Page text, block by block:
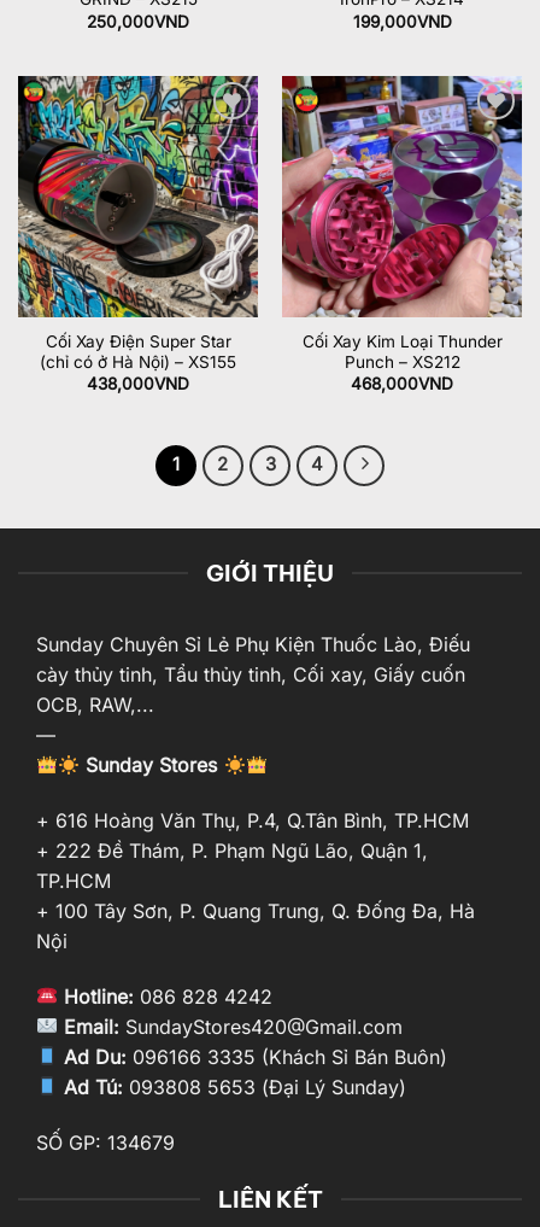
250,000VND
199,000VND
Add to
wishlist
Cối Xay Điện Super Star
(chỉ có ở Hà Nội) – XS155
438,000VND
Add to
wishlist
Cối Xay Kim Loại Thunder
Punch – XS212
468,000VND
1 2 3 4
GIỚI THIỆU
Sunday Chuyên Sỉ Lẻ Phụ Kiện Thuốc Lào, Điếu
cày thủy tinh, Tẩu thủy tinh, Cối xay, Giấy cuốn
OCB, RAW,...
—
Sunday Stores
+ 616 Hoàng Văn Thụ, P.4, Q.Tân Bình, TP.HCM
+ 222 Đề Thám, P. Phạm Ngũ Lão, Quận 1,
TP.HCM
+ 100 Tây Sơn, P. Quang Trung, Q. Đống Đa, Hà
Nội
Hotline: 086 828 4242
Email: SundayStores420@Gmail.com
Ad Du: 096166 3335 (Khách Sỉ Bán Buôn)
Ad Tú: 093808 5653 (Đại Lý Sunday)
SỐ GP: 134679
LIÊN KẾT